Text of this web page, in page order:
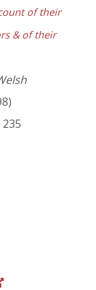
of their
& of their